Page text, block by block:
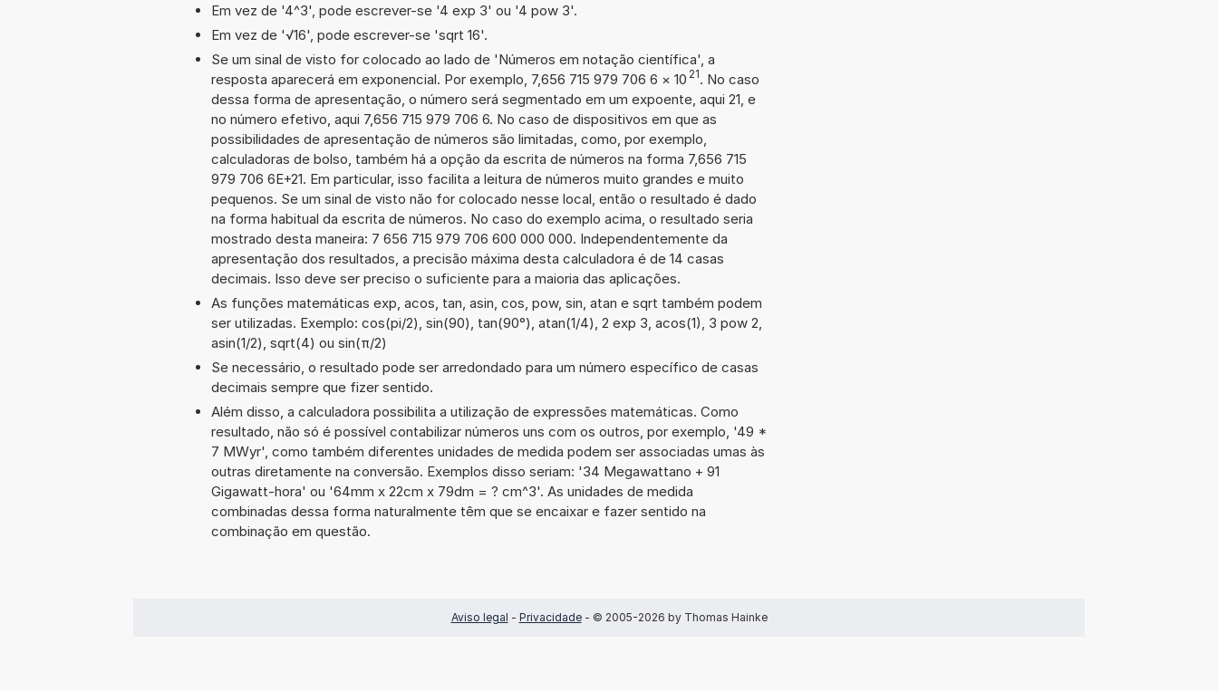
Em vez de '4^3', pode escrever-se '4 exp 3' ou '4 pow 3'.
Em vez de '√16', pode escrever-se 'sqrt 16'.
Se um sinal de visto for colocado ao lado de 'Números em notação científica', a
resposta aparecerá em exponencial. Por exemplo, 7,656 715 979 706 6 × 10 21. No caso
dessa forma de apresentação, o número será segmentado em um expoente, aqui 21, e
no número efetivo, aqui 7,656 715 979 706 6. No caso de dispositivos em que as
possibilidades de apresentação de números são limitadas, como, por exemplo,
calculadoras de bolso, também há a opção da escrita de números na forma 7,656 715
979 706 6E+21. Em particular, isso facilita a leitura de números muito grandes e muito
pequenos. Se um sinal de visto não for colocado nesse local, então o resultado é dado
na forma habitual da escrita de números. No caso do exemplo acima, o resultado seria
mostrado desta maneira: 7 656 715 979 706 600 000 000. Independentemente da
apresentação dos resultados, a precisão máxima desta calculadora é de 14 casas
decimais. Isso deve ser preciso o suficiente para a maioria das aplicações.
As funções matemáticas exp, acos, tan, asin, cos, pow, sin, atan e sqrt também podem
ser utilizadas. Exemplo: cos(pi/2), sin(90), tan(90°), atan(1/4), 2 exp 3, acos(1), 3 pow 2,
asin(1/2), sqrt(4) ou sin(π/2)
Se necessário, o resultado pode ser arredondado para um número específico de casas
decimais sempre que fizer sentido.
Além disso, a calculadora possibilita a utilização de expressões matemáticas. Como
resultado, não só é possível contabilizar números uns com os outros, por exemplo, '49 *
7 MWyr', como também diferentes unidades de medida podem ser associadas umas às
outras diretamente na conversão. Exemplos disso seriam: '34 Megawattano + 91
Gigawatt-hora' ou '64mm x 22cm x 79dm = ? cm^3'. As unidades de medida
combinadas dessa forma naturalmente têm que se encaixar e fazer sentido na
combinação em questão.
Aviso legal - Privacidade- © 2005-2026 by Thomas Hainke